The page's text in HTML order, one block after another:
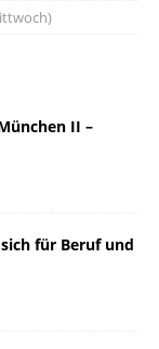
II –
für Beruf und